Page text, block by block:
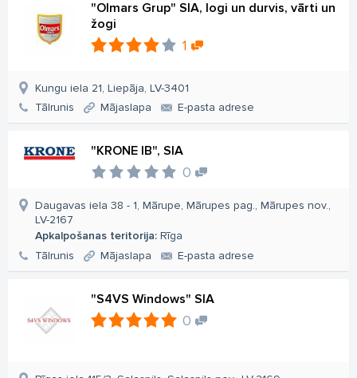
"Olmars Grup" SIA, logi un durvis, vārti un
žogi
1
Kungu iela 21, Liepāja, LV-3401
Tālrunis
Mājaslapa E-pasta adrese
"KRONE IB", SIA
0
Daugavas iela 38 - 1, Mārupe, Mārupes pag., Mārupes nov.,
LV-2167
Apkalpošanas teritorija: Rīga
Tālrunis
Mājaslapa E-pasta adrese
"S4VS Windows" SIA
0